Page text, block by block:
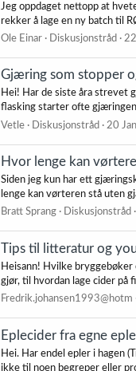
Jeg oppdaget nettopp at
rekker å lage en ny batch til
Ole Einar
Diskusjonstråd
Gjæring som stopper
Hei! Har de siste åra strevet
flasking starter ofte
Vetle
Diskusjonstråd 20
Hvor lenge kan
Siden jeg kun har ett
lenge kan vørteren stå uten
Bratt Sprang
Diskusjonstråd
Tips til litteratur og
Heisann! Hvilke
gjør, til hvordan lage cider på
Fredrik.johansen1993@hotm
Eplecider fra egne
Hei. Har endel epler i hagen
ikke til noen begreper eller